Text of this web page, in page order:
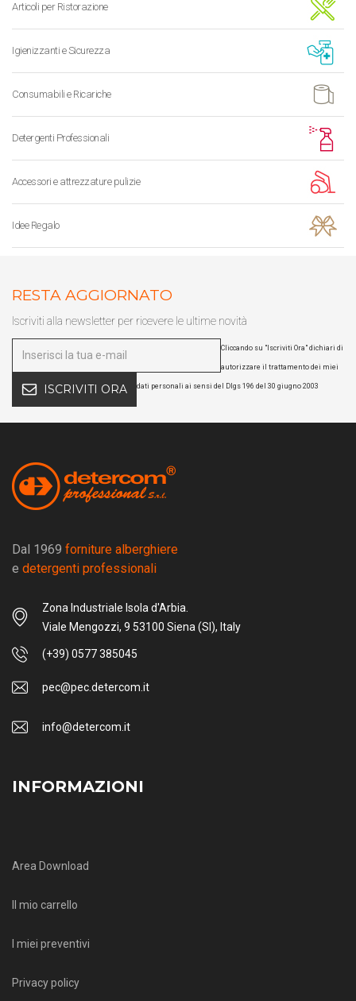
Articoli per Ristorazione
Igienizzanti e Sicurezza
Consumabili e Ricariche
Detergenti Professionali
Accessori e attrezzature pulizie
Idee Regalo
RESTA AGGIORNATO
Iscriviti alla newsletter per ricevere le ultime novità
ISCRIVITI ORA
Cliccando su "Iscriviti Ora" dichiari di
autorizzare il trattamento dei miei
dati personali ai sensi del Dlgs 196 del 30 giugno 2003
Dal 1969 forniture alberghiere
e detergenti professionali
Zona Industriale Isola d'Arbia.
Viale Mengozzi, 9 53100 Siena (SI), Italy
(+39) 0577 385045
pec@pec.detercom.it
info@detercom.it
INFORMAZIONI
Area Download
Il mio carrello
I miei preventivi
Privacy policy